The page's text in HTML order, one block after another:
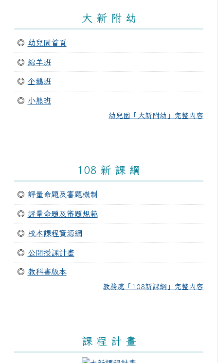
大 新 附 幼
◎ 幼兒園首頁
◎ 綿羊班
◎ 企鵝班
◎ 小熊班
幼兒園「大新附幼」完整內容
108 新 課 綱
◎ 評量命題及審題機制
◎ 評量命題及審題規範
◎ 校本課程資源網
◎ 公開授課計畫
◎ 教科書版本
教務處「108新課綱」完整內容
課 程 計 畫